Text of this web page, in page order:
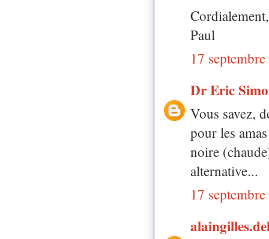
Cordialement,
Paul
17
Dr Eric
Vous savez,
pour les
noire
alternative...
17